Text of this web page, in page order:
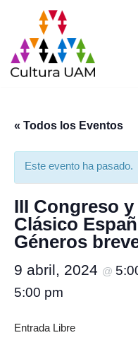
Saltar
al
contenido
« Todos los Eventos
Este evento ha pasado.
III Congreso
Clásico
Géneros
9 abril, 2024 @
5:00 pm
Entrada Libre